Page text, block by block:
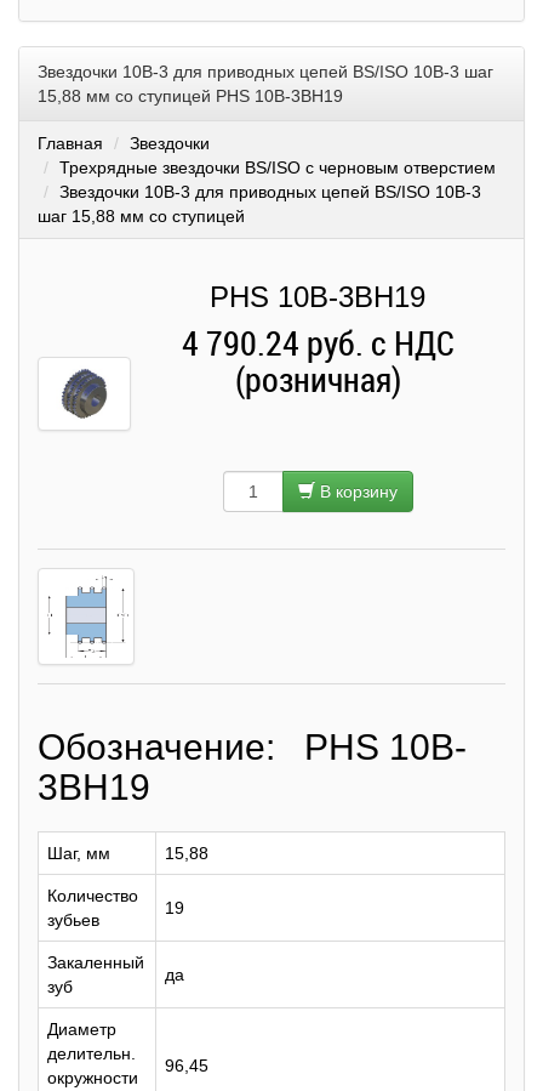
Звездочки 10B-3 для приводных цепей BS/ISO 10B-3 шаг
15,88 мм со ступицей PHS 10B-3BH19
Главная
Звездочки
Трехрядные звездочки BS/ISO с черновым отверстием
Звездочки 10B-3 для приводных цепей BS/ISO 10B-3
шаг 15,88 мм со ступицей
PHS 10B-3BH19
4 790.24 руб. с НДС
(розничная)
В корзину
Обозначение: PHS 10B-
3BH19
Шаг, мм 15,88
Количество
зубьев
19
Закаленный
зуб
да
Диаметр
делительн.
окружности
96,45